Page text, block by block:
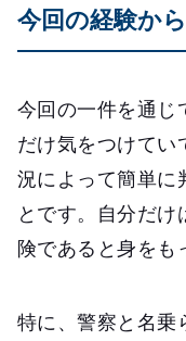
今回の経験か
今回の一件を通じ
だけ気をつけてい
況によって簡単に
とです。自分だ
険であると身をも
特に、警察と名乗